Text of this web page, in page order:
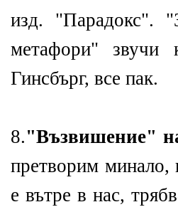
изд. "Парадокс".
метафори" звучи
Гинсбърг, все пак.
8."Възвишение"
претворим минало,
е вътре в нас,